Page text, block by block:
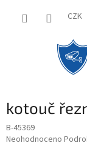
CZK
kotouč
B-45369
Průměrné
Neohodnoceno